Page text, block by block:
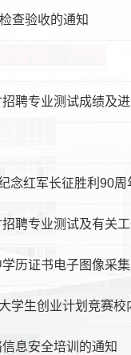
查验收的通知
聘专业测试成绩及
念红军长征胜利90周
聘专业测试及有关
历证书电子图像采
学生创业计划竞赛
息安全培训的通知